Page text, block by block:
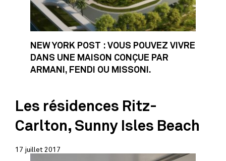
NEW YORK POST : VOUS POUVEZ VIVRE
DANS UNE MAISON CONÇUE PAR
ARMANI, FENDI OU MISSONI.
Les résidences Ritz-
Carlton, Sunny Isles Beach
17 juillet 2017